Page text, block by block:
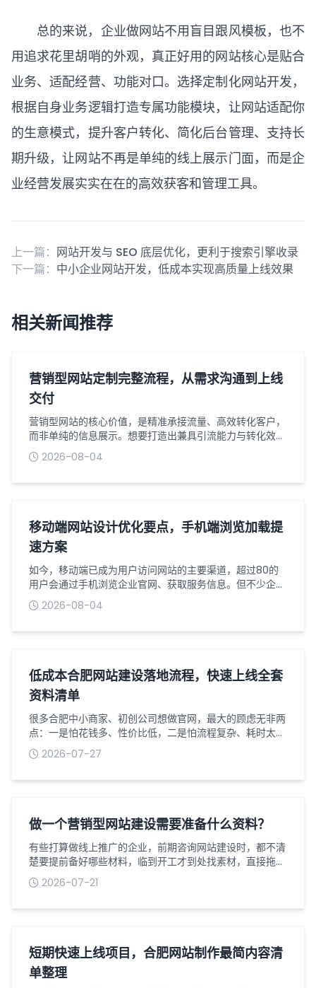
总的来说，企业做网站不用盲目跟风模板，也不
用追求花里胡哨的外观，真正好用的网站核心是贴合
业务、适配经营、功能对口。选择定制化网站开发，
根据自身业务逻辑打造专属功能模块，让网站适配你
的生意模式，提升客户转化、简化后台管理、支持长
期升级，让网站不再是单纯的线上展示门面，而是企
业经营发展实实在在的高效获客和管理工具。
上一篇： 网站开发与 SEO 底层优化，更利于搜索引擎收录
下一篇： 中小企业网站开发，低成本实现高质量上线效果
相关新闻推荐
营销型网站定制完整流程，从需求沟通到上线
交付
营销型网站的核心价值，是精准承接流量、高效转化客户，
而非单纯的信息展示。想要打造出兼具引流能力与转化效果
的营销型网站，离不开一套标准化、精细化的定制流程。从
前期需求梳理到最终上线交付，每个环节都环环相扣，直接
步，也是最关键的一步，核心是摸清企业的...
2026-08-04
移动端网站设计优化要点，手机端浏览加载提
速方案
如今，移动端已成为用户访问网站的主要渠道，超过80的
用户会通过手机浏览企业官网、获取服务信息。但不少企业
的移动端网站存在排版混乱、加载缓慢、交互不畅等问题，
导致访客流失率居高不下。做好移动端网站设计优化，同时
最忌讳直接照搬端页面进行缩放，需采用...
2026-08-04
低成本合肥网站建设落地流程，快速上线全套
资料清单
很多合肥中小商家、初创公司想做官网，最大的顾虑无非两
点：一是怕花钱多、性价比低，二是怕流程复杂、耗时太
久，折腾一两个月还没法正常上线。其实对于普通企业展
示、产品宣传、基础获客类网站，根本不用搞复杂的定制开
案，全程无冗余步骤、无隐形消费，新手也能直...
2026-07-27
做一个营销型网站建设需要准备什么资料？
有些打算做线上推广的企业，前期咨询网站建设时，都不清
楚要提前备好哪些材料，临到开工才到处找素材，直接拖慢
整个网站制作周期，还容易反复修改耽误上线进度。营销型
网站和普通展示站不一样，核心目的是引流获客，前期资料
清晰照片、法人身份证正反面，要是公司...
2026-07-21
短期快速上线项目，合肥网站制作最简内容清
单整理